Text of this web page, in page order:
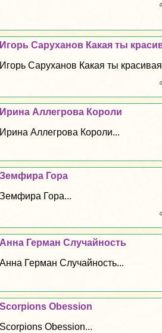
Игорь Саруханов Какая ты
Игорь Саруханов Какая ты
Ирина Аллегрова Короли
Ирина Аллегрова Короли...
Земфира Гора
Земфира Гора...
Анна Герман Случайность
Анна Герман Случайность...
Scorpions Obession
Scorpions Obession...